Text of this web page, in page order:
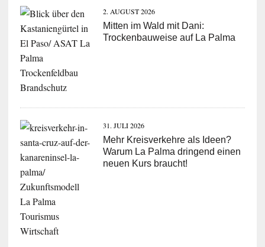
2. AUGUST 2026
Mitten im Wald mit Dani:
Trockenbauweise auf La Palma
31. JULI 2026
Mehr Kreisverkehre als Ideen?
Warum La Palma dringend einen
neuen Kurs braucht!